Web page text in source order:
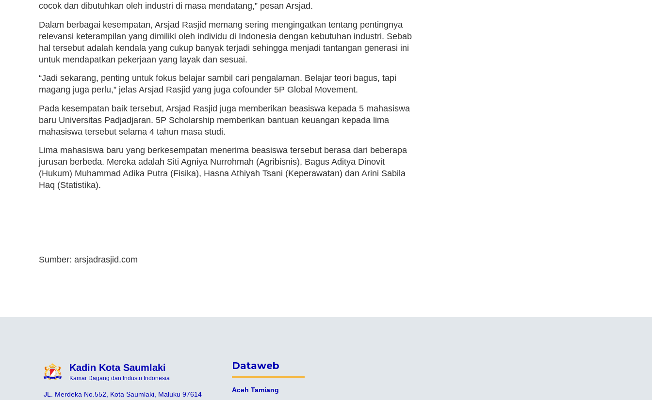
cocok dan dibutuhkan oleh industri di masa mendatang,” pesan Arsjad.
Dalam berbagai kesempatan, Arsjad Rasjid memang sering mengingatkan tentang pentingnya
relevansi keterampilan yang dimiliki oleh individu di Indonesia dengan kebutuhan industri. Sebab
hal tersebut adalah kendala yang cukup banyak terjadi sehingga menjadi tantangan generasi ini
untuk mendapatkan pekerjaan yang layak dan sesuai.
“Jadi sekarang, penting untuk fokus belajar sambil cari pengalaman. Belajar teori bagus, tapi
magang juga perlu,” jelas Arsjad Rasjid yang juga cofounder 5P Global Movement.
Pada kesempatan baik tersebut, Arsjad Rasjid juga memberikan beasiswa kepada 5 mahasiswa
baru Universitas Padjadjaran. 5P Scholarship memberikan bantuan keuangan kepada lima
mahasiswa tersebut selama 4 tahun masa studi.
Lima mahasiswa baru yang berkesempatan menerima beasiswa tersebut berasa dari beberapa
jurusan berbeda. Mereka adalah Siti Agniya Nurrohmah (Agribisnis), Bagus Aditya Dinovit
(Hukum) Muhammad Adika Putra (Fisika), Hasna Athiyah Tsani (Keperawatan) dan Arini Sabila
Haq (Statistika).
Sumber: arsjadrasjid.com
Kadin Kota Saumlaki
Kamar Dagang dan Industri Indonesia
JL. Merdeka No.552, Kota Saumlaki, Maluku 97614
Dataweb
Aceh Tamiang